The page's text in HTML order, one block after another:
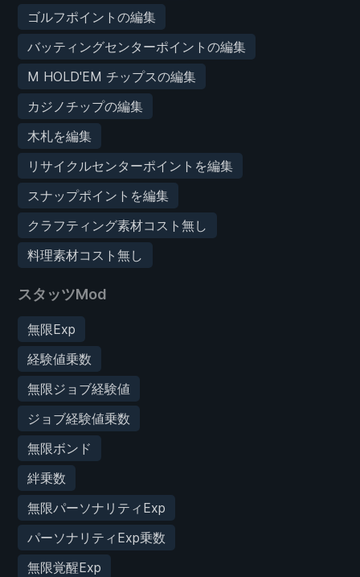
ゴルフポイントの編集
バッティングセンターポイントの編集
M HOLD'EM チップスの編集
カジノチップの編集
木札を編集
リサイクルセンターポイントを編集
スナップポイントを編集
クラフティング素材コスト無し
料理素材コスト無し
スタッツMod
無限Exp
経験値乗数
無限ジョブ経験値
ジョブ経験値乗数
無限ボンド
絆乗数
無限パーソナリティExp
パーソナリティExp乗数
無限覚醒Exp